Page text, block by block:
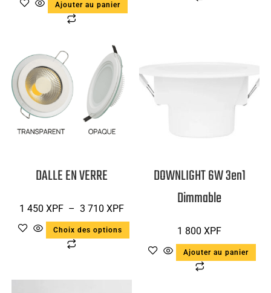
Ajouter au panier
DALLE EN VERRE
1 450 XPF – 3 710 XPF
Choix des options
DOWNLIGHT 6W 3en1
Dimmable
1 800XPF
Ajouter au panier